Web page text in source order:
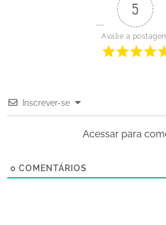
5
Avalie a
Inscrever-se
Acessar para
0 COMENTÁRIOS